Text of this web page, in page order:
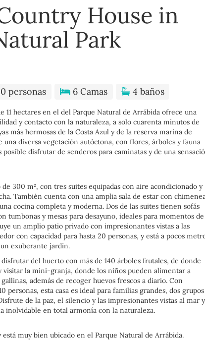
House in
Park
personas 6 Camas 4 baños
11 hectares en el del Parque Natural de Arrábida ofrece una
y contacto con la naturaleza, a solo cuarenta minutos de
más hermosas de la Costa Azul y de la reserva marina de
una diversa vegetación autóctona, con flores, árboles y fauna
disfrutar de senderos para caminatas y de una
300 m², con tres suites equipadas con aire acondicionado y
También cuenta con una amplia sala de estar con
cocina completa y moderna. Dos de las suites tienen sofás
tumbonas y mesas para desayuno, ideales para momentos de
un amplio patio privado con impresionantes vistas a las
con capacidad para hasta 20 personas, y está a pocos
exuberante jardín.
del huerto con más de 140 árboles frutales, de donde
visitar la mini-granja, donde los niños pueden alimentar a
además de recoger huevos frescos a diario. Con
personas, esta casa es ideal para familias grandes, dos grupos
de la paz, el silencio y las impresionantes vistas al mar y
inolvidable en total armonía con la naturaleza.
está muy bien ubicado en el Parque Natural de Arrábida.